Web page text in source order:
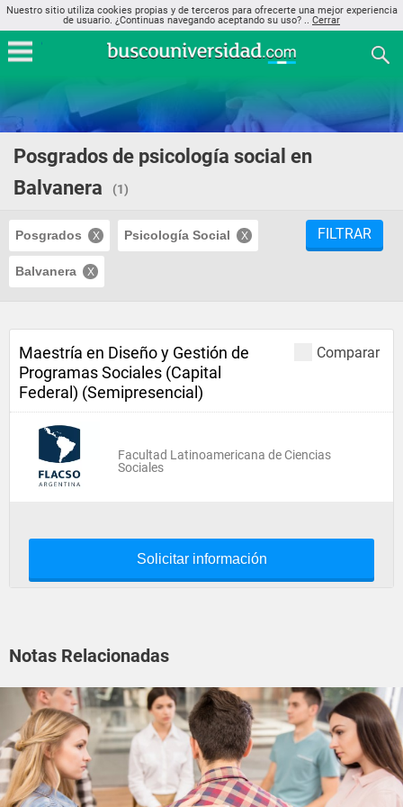
Nuestro sitio utiliza cookies propias y de terceros para ofrecerte una mejor experiencia
de usuario. ¿Continuas navegando aceptando su uso? .. Cerrar
Posgrados de psicología social en
Balvanera
(1)
Posgrados Psicología Social
Balvanera
FILTRAR
Comparar
Maestría en Diseño y Gestión de
Programas Sociales (Capital
Federal) (Semipresencial)
Facultad Latinoamericana de Ciencias
Sociales
Solicitar información
Notas Relacionadas